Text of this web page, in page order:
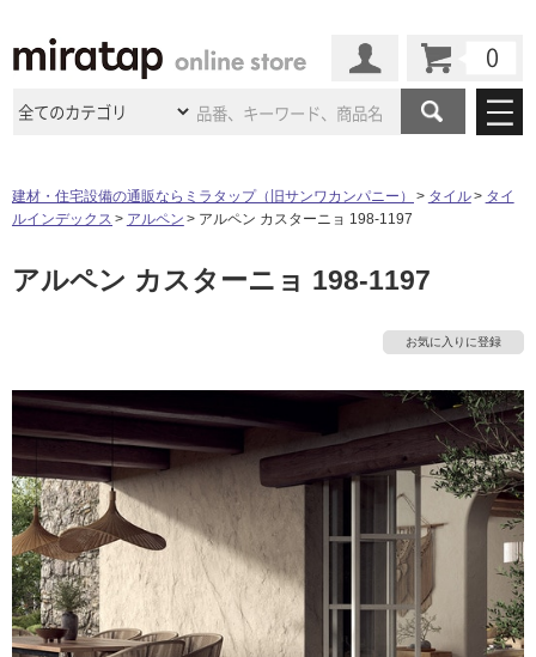
商品カテゴリ
トイレ
扉
エクステリア（外構）
ウッドデッキ フローリング・ 床材
収納 インテリア・ 家具
照明 ペット用品
内装用建材 パネル・壁材
施工事例
施工事例 法人案件納入事例
インタビュー
店舗・施設事例
ショールーム
ショールーム
大阪ショールーム 仙台ショールーム
名古屋ショールーム 京都 ショールーム
福岡ショールーム 札幌スマートショールー
横浜スマートショールー
ム
ウェルビーみのお
BOX
サポート
ご利用ガイド 初めての方へ
よくある質問 お問い合わせ
修理お問い合わせ クレーム公開
説明書・図面検索 水まわり 3年保証
その他サービス
ミラタップと創る家
ASOLIE
工事会社紹介
Coziコンシ
ェルジュ
自分らしい家づくり
SUVACO
最高のリノベ会社が
かる
リノベりす
建材・住宅設備の通販ならミラタップ（旧サンワカンパニー） タイル
タイ
ルインデックス
アルペン アルペン カスターニョ 198-1197
アルペン カスターニョ 198-1197
お気に入りに登録
タ